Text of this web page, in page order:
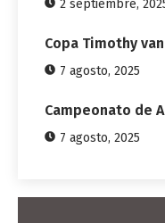
2 septiembre,
Copa Timothy
7 agosto, 2025
Campeonato de
7 agosto, 2025